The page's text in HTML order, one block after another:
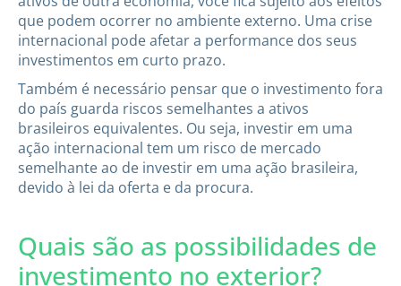
que podem ocorrer no ambiente externo. Uma crise
internacional pode afetar a performance dos seus
investimentos em curto prazo.
Também é necessário pensar que o investimento fora
do país guarda riscos semelhantes a ativos
brasileiros equivalentes. Ou seja, investir em uma
ação internacional tem um risco de mercado
semelhante ao de investir em uma ação brasileira,
devido à lei da oferta e da procura.
Quais são as possibilidades de
investimento no exterior?